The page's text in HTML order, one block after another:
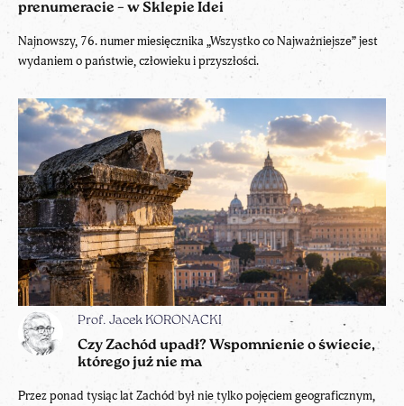
prenumeracie – w Sklepie Idei
Najnowszy, 76. numer miesięcznika „Wszystko co Najważniejsze” jest
wydaniem o państwie, człowieku i przyszłości.
Prof. Jacek KORONACKI
Czy Zachód upadł? Wspomnienie o świecie,
którego już nie ma
Przez ponad tysiąc lat Zachód był nie tylko pojęciem geograficznym,